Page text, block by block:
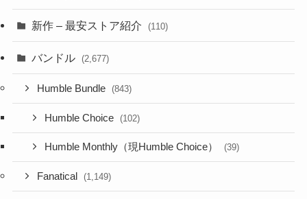
新作 – 最安ストア紹介 (110)
バンドル (2,677)
Humble Bundle (843)
Humble Choice (102)
Humble Monthly（現Humble Choice） (39)
Fanatical (1,149)